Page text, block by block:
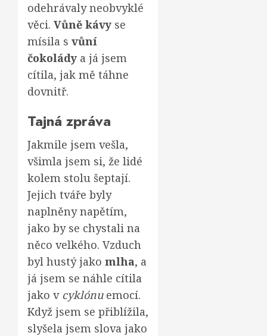
odehrávaly neobvyklé
věci. Vůně kávy se
mísila s vůní
čokolády a já jsem
cítila, jak mě táhne
dovnitř.
Tajná zpráva
Jakmile jsem vešla,
všimla jsem si, že lidé
kolem stolu šeptají.
Jejich tváře byly
naplněny napětím,
jako by se chystali na
něco velkého. Vzduch
byl hustý jako mlha, a
já jsem se náhle cítila
jako v cyklónuemocí.
Když jsem se přiblížila,
slyšela jsem slova jako